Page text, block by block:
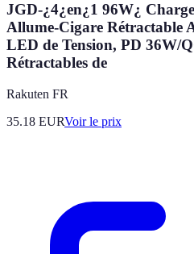
JGD-¿4¿en¿1 96W¿
Allume-Cigare Rétractable
LED de Tension, PD 36W/
Rétractables de
Rakuten FR
35.18 EURVoir le prix